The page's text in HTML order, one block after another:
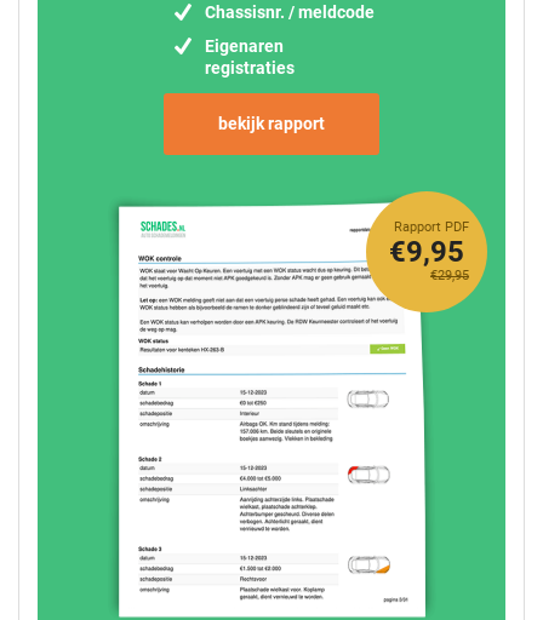
Chassisnr. / meldcode
Eigenaren
registraties
bekijk rapport
Rapport PDF
€29,95
€9,95